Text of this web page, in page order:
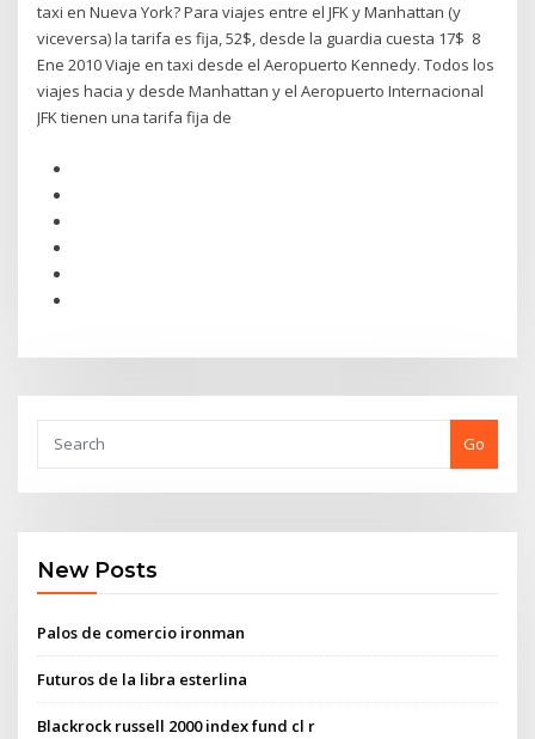
taxi en Nueva York? Para viajes entre el JFK y Manhattan (y
viceversa) la tarifa es fija, 52$, desde la guardia cuesta 17$ 8
Ene 2010 Viaje en taxi desde el Aeropuerto Kennedy. Todos los
viajes hacia y desde Manhattan y el Aeropuerto Internacional
JFK tienen una tarifa fija de
Go
New Posts
Palos de comercio ironman
Futuros de la libra esterlina
Blackrock russell 2000 index fund cl r